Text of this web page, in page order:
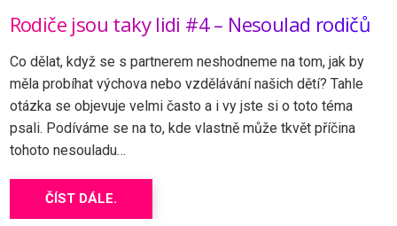
Rodiče jsou taky lidi #4 – Nesoulad rodičů
Co dělat, když se s partnerem neshodneme na tom, jak by
měla probíhat výchova nebo vzdělávání našich dětí? Tahle
otázka se objevuje velmi často a i vy jste si o toto téma
psali. Podíváme se na to, kde vlastně může tkvět příčina
tohoto nesouladu…
ČÍST DÁLE.